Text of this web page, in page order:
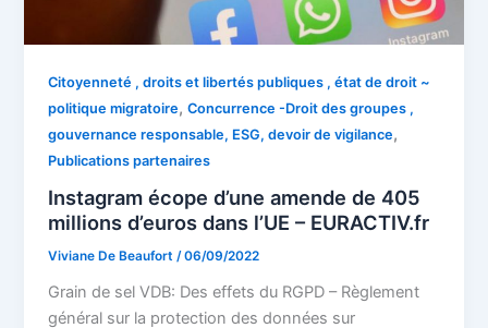
Citoyenneté , droits et libertés publiques , état de droit ~
politique migratoire,Concurrence -Droit des groupes ,
gouvernance responsable, ESG, devoir de vigilance,
Publications partenaires
Instagram écope d’une amende de 405
millions d’euros dans l’UE – EURACTIV.fr
Viviane De Beaufort/06/09/2022
Grain de sel VDB: Des effets du RGPD – Règlement
général sur la protection des données sur